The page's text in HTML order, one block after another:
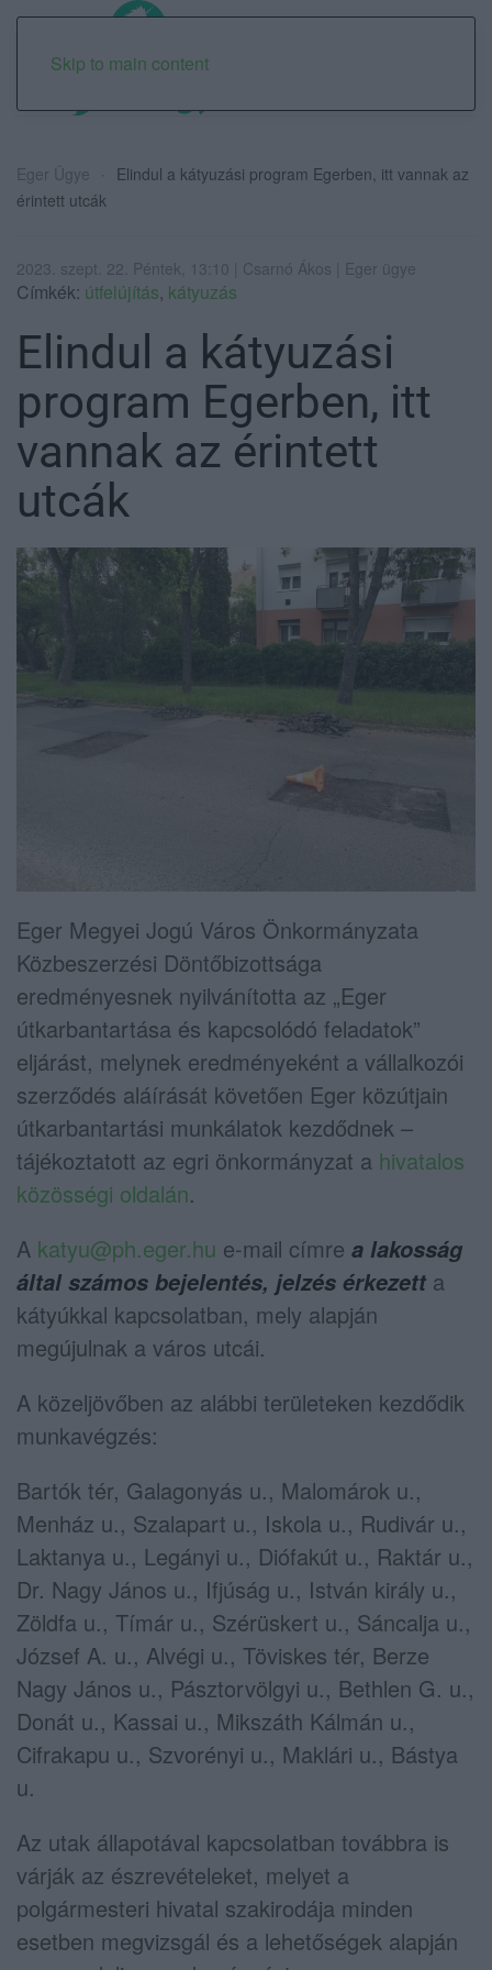
Skip to main content
Eger Ügye
Elindul a kátyuzási program Egerben, itt vannak az
érintett utcák
2023. szept. 22. Péntek, 13:10 | Csarnó Ákos | Eger ügye
Címkék: útfelújítás, kátyuzás
Elindul a kátyuzási
program Egerben, itt
vannak az érintett
utcák
Eger Megyei Jogú Város Önkormányzata
Közbeszerzési Döntőbizottsága
eredményesnek nyilvánította az „Eger
útkarbantartása és kapcsolódó feladatok”
eljárást, melynek eredményeként a vállalkozói
szerződés aláírását követően Eger közútjain
útkarbantartási munkálatok kezdődnek –
tájékoztatott az egri önkormányzat a hivatalos
közösségi oldalán.
A katyu@ph.eger.hu e-mail címre a lakosság
által számos bejelentés, jelzés érkezett a
kátyúkkal kapcsolatban, mely alapján
megújulnak a város utcái.
A közeljövőben az alábbi területeken kezdődik
munkavégzés:
Bartók tér, Galagonyás u., Malomárok u.,
Menház u., Szalapart u., Iskola u., Rudivár u.,
Laktanya u., Legányi u., Diófakút u., Raktár u.,
Dr. Nagy János u., Ifjúság u., István király u.,
Zöldfa u., Tímár u., Szérüskert u., Sáncalja u.,
József A. u., Alvégi u., Töviskes tér, Berze
Nagy János u., Pásztorvölgyi u., Bethlen G. u.,
Donát u., Kassai u., Mikszáth Kálmán u.,
Cifrakapu u., Szvorényi u., Maklári u., Bástya
u.
Az utak állapotával kapcsolatban továbbra is
várják az észrevételeket, melyet a
polgármesteri hivatal szakirodája minden
esetben megvizsgál és a lehetőségek alapján